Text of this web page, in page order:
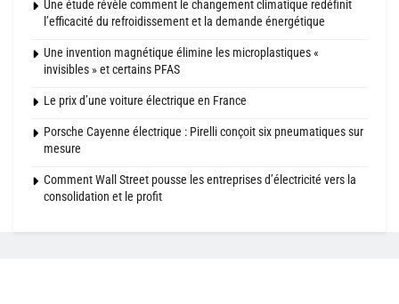
Une étude révèle comment le changement climatique redéfinit
l’efficacité du refroidissement et la demande énergétique
Une invention magnétique élimine les microplastiques «
invisibles » et certains PFAS
Le prix d’une voiture électrique en France
Porsche Cayenne électrique : Pirelli conçoit six pneumatiques sur
mesure
Comment Wall Street pousse les entreprises d’électricité vers la
consolidation et le profit